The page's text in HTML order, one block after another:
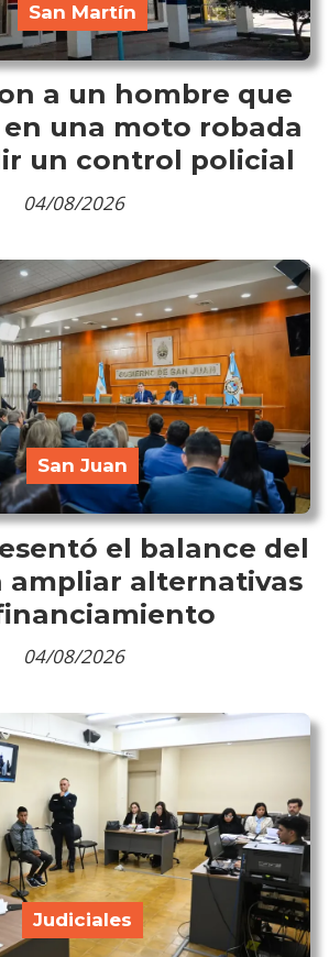
a un hombre que
una moto robada
un control policial
San Martín
04/08/2026
el balance del
ampliar alternativas
San Juan
04/08/2026
Judiciales